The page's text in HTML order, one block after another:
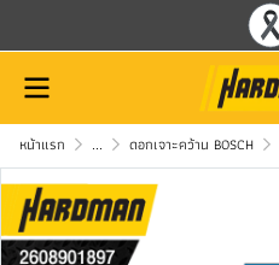
หน้าแรก ... ดอกเจาะคว้าน BOSCH